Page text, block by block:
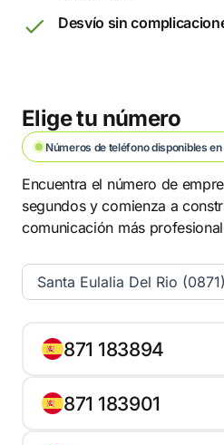
Desvío sin
Elige tu número
Números de teléfono disponibles
Encuentra el número de
segundos y comienza a
comunicación más
871 183894
871 183901